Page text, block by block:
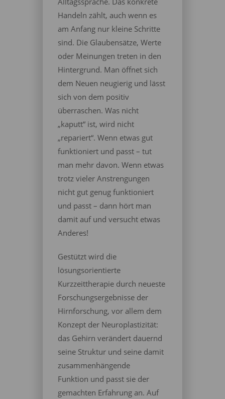
Handeln zählt, auch wenn es
am Anfang nur kleine Schritte
sind. Die Glaubensätze, Werte
oder Meinungen treten in den
Hintergrund. Man öffnet sich
dem Neuen neugierig und lässt
sich von dem positiv
überraschen. Was nicht
„kaputt“ ist, wird nicht
„repariert“. Wenn etwas gut
funktioniert und passt – tut
man mehr davon. Wenn etwas
trotz vieler Anstrengungen
nicht gut genug funktioniert
und passt – dann hört man
damit auf und versucht etwas
Anderes!
Gestützt wird die
lösungsorientierte
Kurzzeittherapie durch neueste
Forschungsergebnisse der
Hirnforschung, vor allem dem
Konzept der Neuroplastizität:
das Gehirn verändert dauernd
seine Struktur und seine damit
zusammenhängende
Funktion und passt sie der
gemachten Erfahrung an. Auf